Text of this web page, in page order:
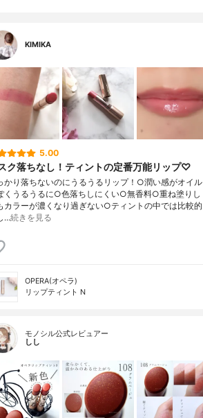
KIMIKA
5.00
ク落ちなし！ティントの定番万能リップ♡
かり落ちないのにうるうるリップ！○潤い感がオイル
くうるうるに○色落ちしにくい○無香料○重ね塗りし
カラーが濃くなり過ぎない○ティントの中では比較的
…続きを見る
OPERA(オペラ)
リップティント N
モノシル公式レビュアー
しし